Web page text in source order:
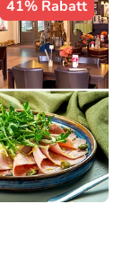
41% Rabatt